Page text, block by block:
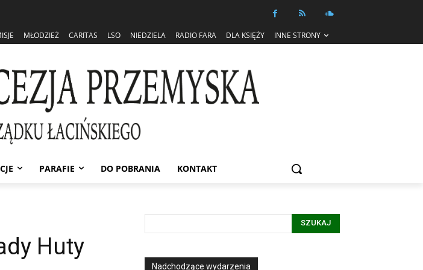
MŁODZIEŻ CARITAS LSO NIEDZIELA RADIO FARA DLA KSIĘŻY INNE STRONY
PARAFIE DO POBRANIA KONTAKT
Huty
SZUKAJ
Nadchodzące wydarzenia